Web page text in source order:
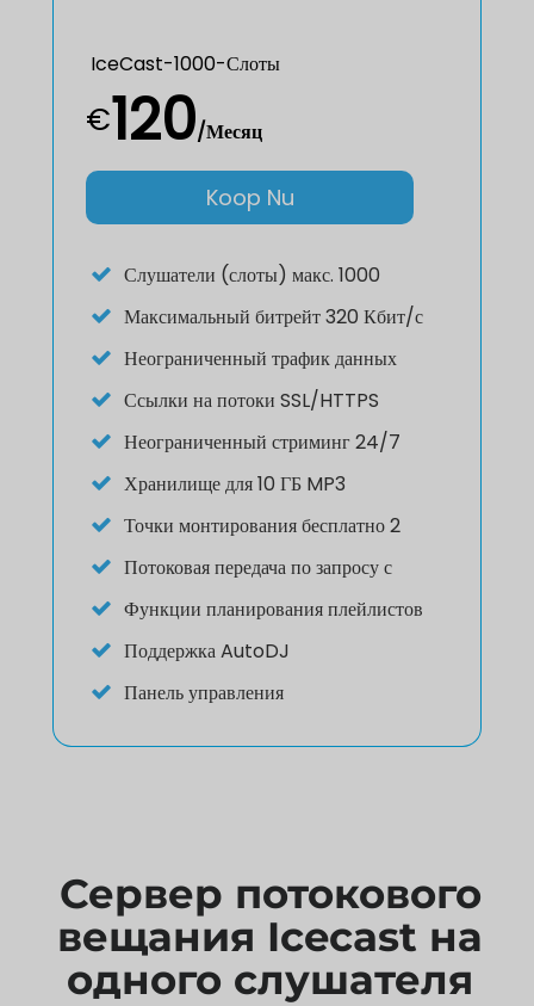
IceCast-1000-Слоты
€120/Месяц
Koop Nu
Слушатели (слоты) макс. 1000
Максимальный битрейт 320 Кбит/с
Неограниченный трафик данных
Ссылки на потоки SSL/HTTPS
Неограниченный стриминг 24/7
Хранилище для 10 ГБ MP3
Точки монтирования бесплатно 2
Потоковая передача по запросу с
Функции планирования плейлистов
Поддержка AutoDJ
Панель управления
Сервер потокового
вещания Icecast на
одного слушателя